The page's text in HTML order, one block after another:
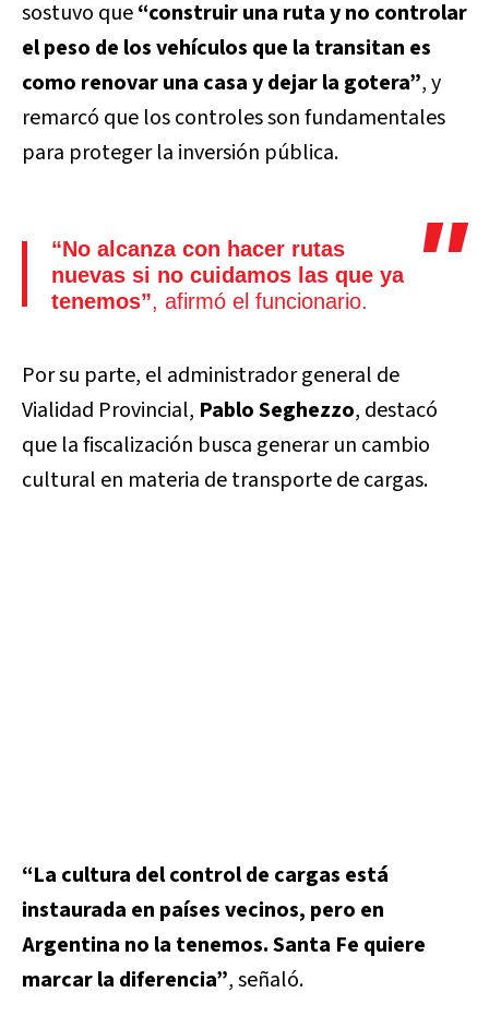
sostuvo que“construir una ruta y no controlar
el peso de los vehículos que la transitan es
como renovar una casa y dejar la gotera”, y
remarcó que los controles son fundamentales
para proteger la inversión pública.
“No alcanza con hacer rutas
nuevas si no cuidamos las que ya
tenemos”, afirmó el funcionario.
Por su parte, el administrador general de
Vialidad Provincial, Pablo Seghezzo, destacó
que la fiscalización busca generar un cambio
cultural en materia de transporte de cargas.
“La cultura del control de cargas está
instaurada en países vecinos, pero en
Argentina no la tenemos. Santa Fe quiere
marcar la diferencia”, señaló.